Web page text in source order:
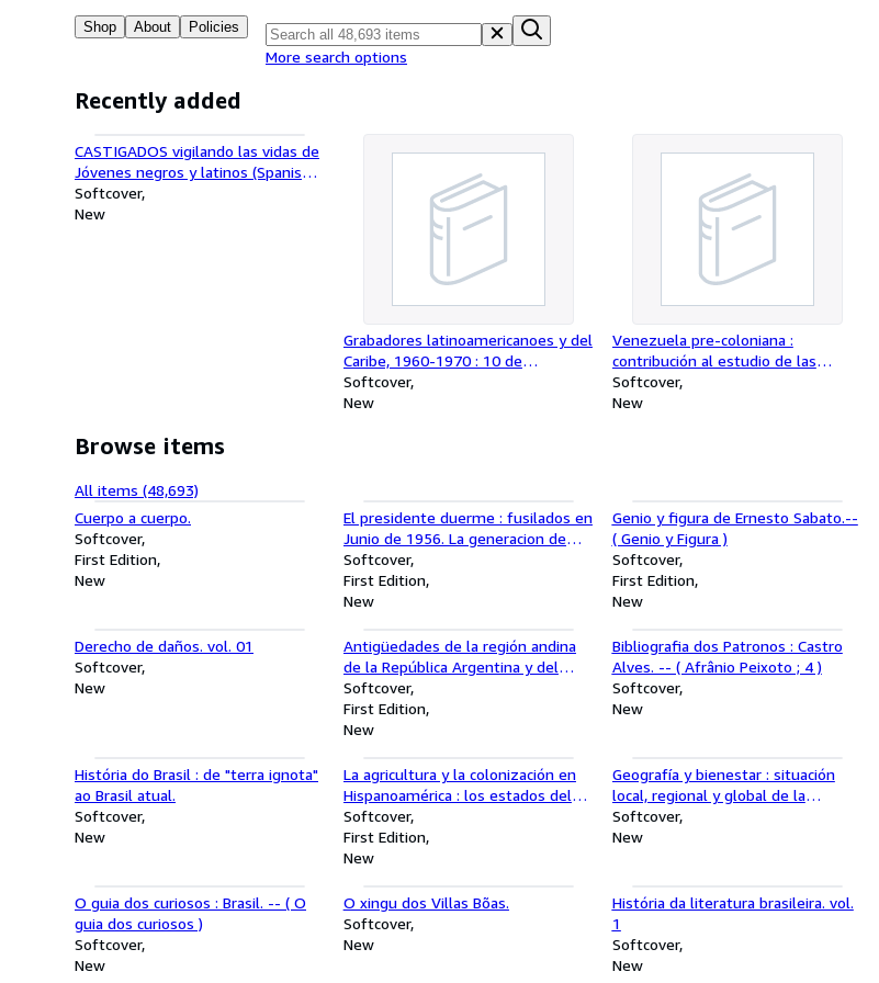
Shop About Policies
More search options
Recently added
CASTIGADOS vigilando las vidas de
Jóvenes negros y latinos (Spanish
edition)
Softcover
New
Grabadores latinoamericanoes y del
Caribe, 1960-1970 : 10 de
noviembre de 1995 a 23 de febrero
de 1996, Chase Manhattan Bank,
Softcover
New
Venezuela pre-coloniana :
contribución al estudio de las
analogías míticas, idiomáticas y
religiosas de los aborígenes
Softcover
New
Browse items
All items (48,693)
Cuerpo a cuerpo.
Softcover
First Edition
New
El presidente duerme : fusilados en
Junio de 1956. La generacion de
una causa.
Softcover
First Edition
New
Genio y figura de Ernesto Sabato.--
( Genio y Figura )
Softcover
First Edition
New
Derecho de daños. vol. 01
Softcover
New
Antigüedades de la región andina
de la República Argentina y del
desierto de Atacama.-- ( Arte-
ciencia en Jujuy en el pasado )
Softcover
First Edition
New
Bibliografia dos Patronos : Castro
Alves. -- ( Afrânio Peixoto ; 4 )
Softcover
New
História do Brasil : de "terra ignota"
ao Brasil atual.
Softcover
New
La agricultura y la colonización en
Hispanoamérica : los estados del
Plata.
Softcover
First Edition
New
Geografía y bienestar : situación
local, regional y global de la
Argentna luego del censo 2001.-- (
Manuales )
Softcover
New
O guia dos curiosos : Brasil. -- ( O
guia dos curiosos )
Softcover
New
O xingu dos Villas Bõas.
Softcover
New
História da literatura brasileira. vol.
1
Softcover
New